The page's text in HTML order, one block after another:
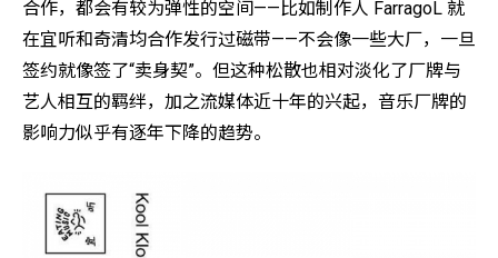
合作，都会有较为弹性的空间——比如制作人 FarragoL 就
在宜听和奇清均合作发行过磁带——不会像一些大厂，一旦
签约就像签了“卖身契”。但这种松散也相对淡化了厂牌与
艺人相互的羁绊，加之流媒体近十年的兴起，音乐厂牌的
影响力似乎有逐年下降的趋势。